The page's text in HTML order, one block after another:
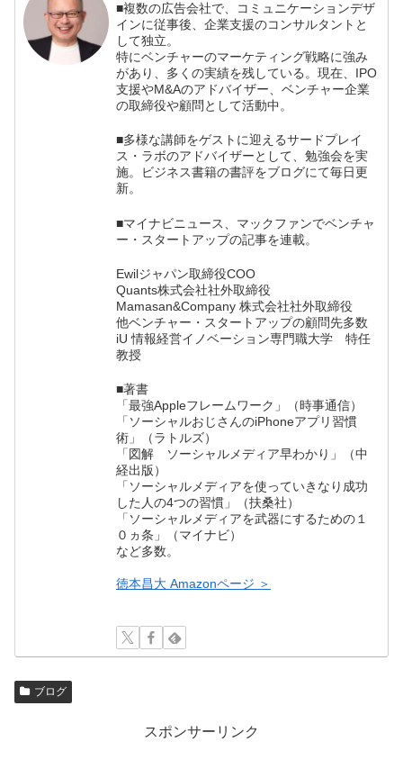
■複数の広告会社で、コミュニケーションデザ
インに従事後、企業支援のコンサルタントと
して独立。
特にベンチャーのマーケティング戦略に強み
があり、多くの実績を残している。現在、IPO
支援やM&Aのアドバイザー、ベンチャー企業
の取締役や顧問として活動中。
■多様な講師をゲストに迎えるサードプレイ
ス・ラボのアドバイザーとして、勉強会を実
施。ビジネス書籍の書評をブログにて毎日更
新。
■マイナビニュース、マックファンでベンチャ
ー・スタートアップの記事を連載。
Ewilジャパン取締役COO
Quants株式会社社外取締役
Mamasan&Company 株式会社社外取締役
他ベンチャー・スタートアップの顧問先多数
iU 情報経営イノベーション専門職大学 特任
教授
■著書
「最強Appleフレームワーク」（時事通信）
「ソーシャルおじさんのiPhoneアプリ習慣
術」（ラトルズ）
「図解 ソーシャルメディア早わかり」（中
経出版）
「ソーシャルメディアを使っていきなり成功
した人の4つの習慣」（扶桑社）
「ソーシャルメディアを武器にするための１
０ヵ条」（マイナビ）
など多数。
徳本昌大 Amazonページ ＞
ブログ
スポンサーリンク